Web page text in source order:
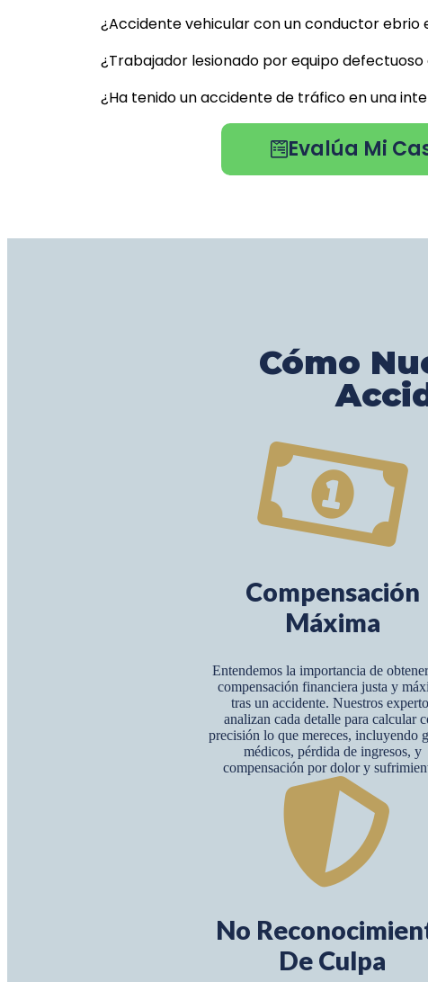
¿Accidente vehicular con un conductor ebrio
¿Trabajador lesionado por equipo
¿Ha tenido un accidente de tráfico en una
Evalúa Mi
Cómo
Compensación
Máxima
Entendemos la importancia de
compensación financiera justa y
tras un accidente. Nuestros
analizan cada detalle para calcular
precisión lo que mereces, incluyendo
médicos, pérdida de ingresos, y
compensación por dolor y
No
De Culpa